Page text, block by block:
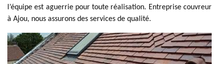
l’équipe est aguerrie pour toute réalisation. Entreprise couvreur
à Ajou, nous assurons des services de qualité.